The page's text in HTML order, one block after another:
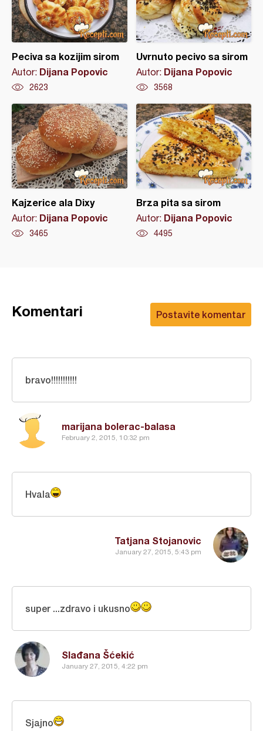
Peciva sa kozijim sirom
Autor: Dijana Popovic
2623
Uvrnuto pecivo sa sirom
Autor: Dijana Popovic
3568
Kajzerice ala Dixy
Autor: Dijana Popovic
3465
Brza pita sa sirom
Autor: Dijana Popovic
4495
Postavite komentar
Komentari
marijana bolerac-balasa
February 2, 2015, 10:32 pm
bravo!!!!!!!!!!!
Tatjana Stojanovic
January 27, 2015, 5:43 pm
Hvala
Slađana Šćekić
January 27, 2015, 4:22 pm
super ...zdravo i ukusno
Sjajno